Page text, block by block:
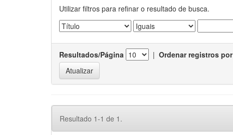
Utilizar filtros para refinar o resultado de busca.
Resultados/Página | Ordenar registros por
Resultado 1-1 de 1.